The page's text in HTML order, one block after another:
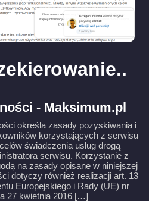
- Maksimum.pl
określa zasady pozyskiwania i
korzystających z serwisu
świadczenia usług drogą
serwisu. Korzystanie z
na zasady opisane w niniejszej
dotyczy również realizacji art. 13
Europejskiego i Rady (UE) nr
27 kwietnia 2016 […]